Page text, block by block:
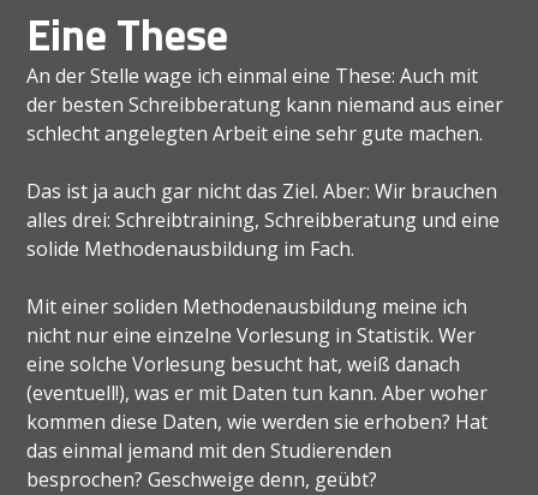
Eine These
An der Stelle wage ich einmal eine These: Auch mit
der besten Schreibberatung kann niemand aus einer
schlecht angelegten Arbeit eine sehr gute machen.
Das ist ja auch gar nicht das Ziel. Aber: Wir brauchen
alles drei: Schreibtraining, Schreibberatung und eine
solide Methodenausbildung im Fach.
Mit einer soliden Methodenausbildung meine ich
nicht nur eine einzelne Vorlesung in Statistik. Wer
eine solche Vorlesung besucht hat, weiß danach
(eventuell!), was er mit Daten tun kann. Aber woher
kommen diese Daten, wie werden sie erhoben? Hat
das einmal jemand mit den Studierenden
besprochen? Geschweige denn, geübt?